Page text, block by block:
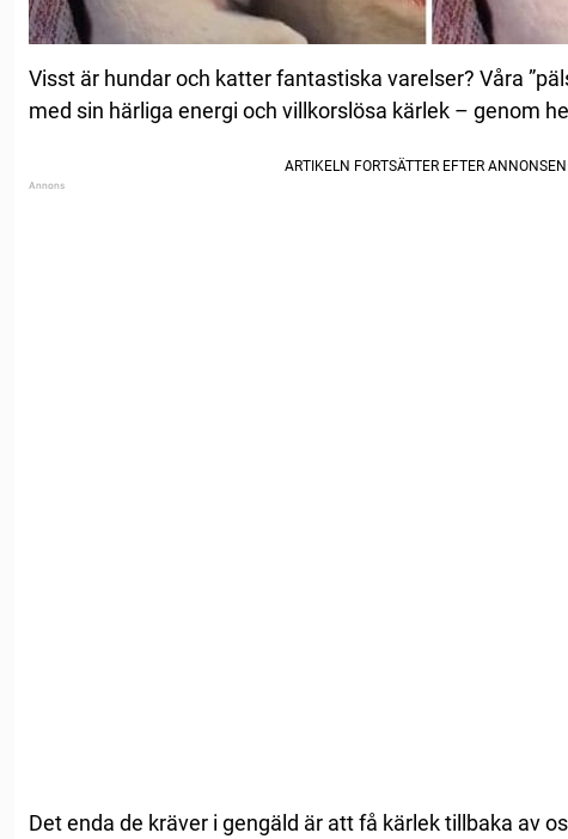
Visst är hundar och katter fantastiska varelser? Våra
med sin härliga energi och villkorslösa kärlek – genom
Det enda de kräver i gengäld är att få kärlek tillbaka av